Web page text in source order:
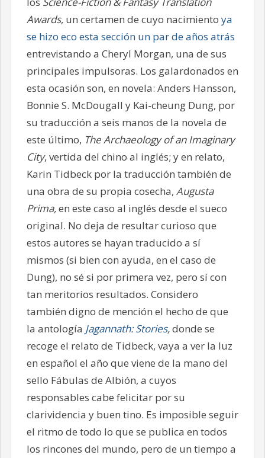
Awards, un certamen de cuyo nacimiento ya
se hizo eco esta sección un par de años atrás
entrevistando a Cheryl Morgan, una de sus
principales impulsoras. Los galardonados en
esta ocasión son, en novela: Anders Hansson,
Bonnie S. McDougall y Kai-cheung Dung, por
su traducción a seis manos de la novela de
este último, The Archaeology of an Imaginary
City, vertida del chino al inglés; y en relato,
Karin Tidbeck por la traducción también de
una obra de su propia cosecha, Augusta
Prima,en este caso al inglés desde el sueco
original. No deja de resultar curioso que
estos autores se hayan traducido a sí
mismos (si bien con ayuda, en el caso de
Dung), no sé si por primera vez, pero sí con
tan meritorios resultados. Considero
también digno de mención el hecho de que
la antología Jagannath: Stories,donde se
recoge el relato de Tidbeck, vaya a ver la luz
en español el año que viene de la mano del
sello Fábulas de Albión, a cuyos
responsables cabe felicitar por su
clarividencia y buen tino. Es imposible seguir
el ritmo de todo lo que se publica en todos
los rincones del mundo, pero de un tiempo a